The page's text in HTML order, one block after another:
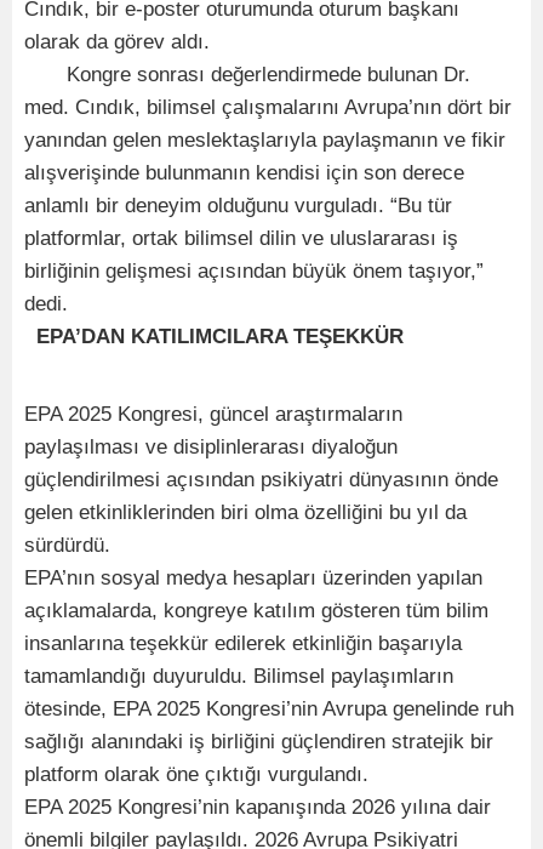
Cındık, bir e-poster oturumunda oturum başkanı
olarak da görev aldı.
Kongre sonrası değerlendirmede bulunan Dr.
med. Cındık, bilimsel çalışmalarını Avrupa’nın dört bir
yanından gelen meslektaşlarıyla paylaşmanın ve fikir
alışverişinde bulunmanın kendisi için son derece
anlamlı bir deneyim olduğunu vurguladı. “Bu tür
platformlar, ortak bilimsel dilin ve uluslararası iş
birliğinin gelişmesi açısından büyük önem taşıyor,”
dedi.
EPA’DAN KATILIMCILARA TEŞEKKÜR
EPA 2025 Kongresi, güncel araştırmaların
paylaşılması ve disiplinlerarası diyaloğun
güçlendirilmesi açısından psikiyatri dünyasının önde
gelen etkinliklerinden biri olma özelliğini bu yıl da
sürdürdü.
EPA’nın sosyal medya hesapları üzerinden yapılan
açıklamalarda, kongreye katılım gösteren tüm bilim
insanlarına teşekkür edilerek etkinliğin başarıyla
tamamlandığı duyuruldu. Bilimsel paylaşımların
ötesinde, EPA 2025 Kongresi’nin Avrupa genelinde ruh
sağlığı alanındaki iş birliğini güçlendiren stratejik bir
platform olarak öne çıktığı vurgulandı.
EPA 2025 Kongresi’nin kapanışında 2026 yılına dair
önemli bilgiler paylaşıldı. 2026 Avrupa Psikiyatri